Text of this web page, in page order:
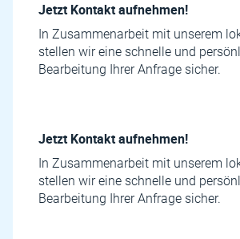
Jetzt Kontakt aufnehmen!
In Zusammenarbeit mit unserem
stellen wir eine schnelle und
Bearbeitung Ihrer Anfrage sicher.
Jetzt Kontakt aufnehmen!
In Zusammenarbeit mit unserem
stellen wir eine schnelle und
Bearbeitung Ihrer Anfrage sicher.